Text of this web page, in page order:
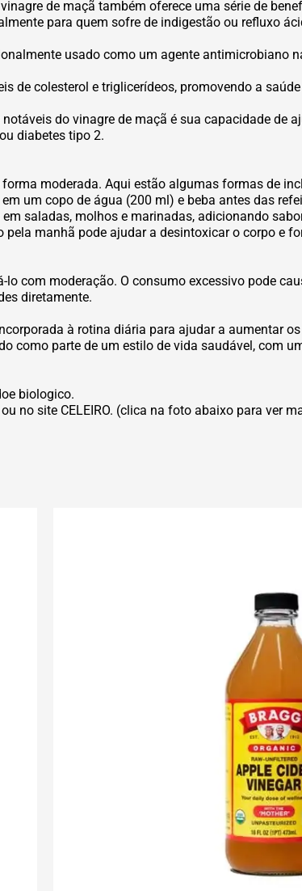
de maçã também oferece uma série de
para quem sofre de indigestão ou refluxo
usado como um agente antimicrobiano
de colesterol e triglicerídeos, promovendo a
do vinagre de maçã é sua capacidade de
diabetes tipo 2.
moderada. Aqui estão algumas formas de
um copo de água (200 ml) e beba antes das
saladas, molhos e marinadas, adicionando
manhã pode ajudar a desintoxicar o corpo e
com moderação. O consumo excessivo pode
diretamente.
à rotina diária para ajudar a aumentar
como parte de um estilo de vida saudável, com
biologico.
no site CELEIRO. (clica na foto abaixo para ver